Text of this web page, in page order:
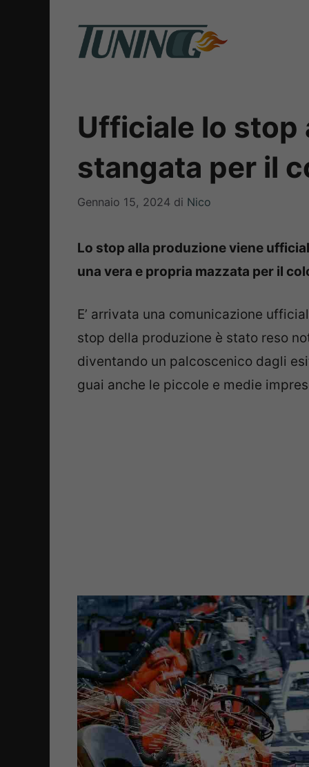
Ufficiale lo stop
stangata per il
Gennaio 15, 2024 di Nico
Lo stop alla produzione viene
una vera e propria mazzata per il
E’ arrivata una comunicazione
stop della produzione è stato reso
diventando un palcoscenico dagli
guai anche le piccole e medie